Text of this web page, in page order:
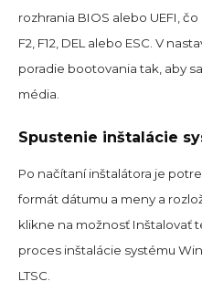
rozhrania BIOS alebo UEFI,
F2, F12, DEL alebo ESC. V
poradie bootovania tak, aby
média.
Spustenie inštalácie
Po načítaní inštalátora je
formát dátumu a meny a
klikne na možnosť Inštalovať
proces inštalácie systému
LTSC.